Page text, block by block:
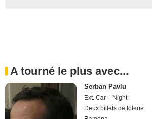
A tourné le plus avec...
Serban Pavlu
Ext. Car – Night
Deux billets de loterie